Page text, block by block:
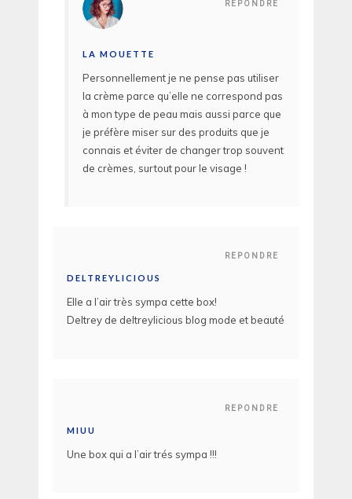
REPONDRE
LA MOUETTE
Personnellement je ne pense pas utiliser
la crème parce qu’elle ne correspond pas
à mon type de peau mais aussi parce que
je préfère miser sur des produits que je
connais et éviter de changer trop souvent
de crèmes, surtout pour le visage !
REPONDRE
DELTREYLICIOUS
Elle a l’air très sympa cette box!
Deltrey de deltreylicious blog mode et beauté
REPONDRE
MIUU
Une box qui a l’air trés sympa !!!